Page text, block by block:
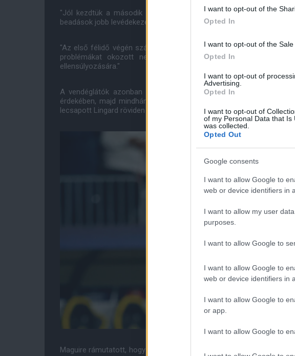
I want to opt-out of the
Opted In
I want to opt-out of the Sale
Opted In
I want to opt-out of
Advertising.
Opted In
I want to opt-out of
of my Personal Data that
was collected.
Opted Out
Google consents
I want to allow Google to
web or device identifiers in
I want to allow my user
purposes.
I want to allow Google to
I want to allow Google to
web or device identifiers in
I want to allow Google to
or app.
I want to allow Google to
"Jól kezdtük a második félidőt. Az új felállásunk segítette a
beadások jobb levédekezését" - tette hozzá.
"Az első félidő végén számolatlanul lőtték be a labdákat a
problémákat okozott nekünk, szóval szerintem az új formáció
ellensúlyozására."
A vendéglátók azonban emberelőnyükből fakadóan tovább
érdekében, majd mindhárom pontot otthon is tartották a meccs
lecsapott Lingard röviden De Gea-nak hazaadott labdájára.
Maguire rámutatott, hogy hibák bármikor előfordulhatnak és elő is